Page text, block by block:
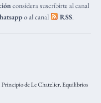
considera suscribirte al canal
o al canal RSS.
Principio de Le Chatelier. Equilibrios